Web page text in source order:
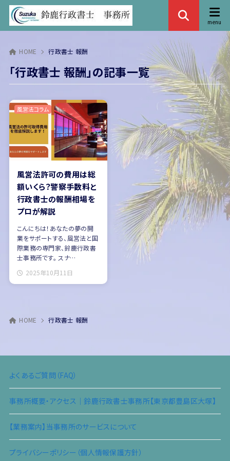
HOME 行政書士 報酬
「行政書士 報酬」の記事一覧
風営法許可の費用は総
額いくら？警察手数料と
行政書士の報酬相場を
プロが解説
こんにちは！あなたの夢の開
業をサポートする、風営法と国
際業務の専門家、鈴鹿行政書
士事務所です。 スナ…
2025年10月11日
風営法コラム
HOME 行政書士 報酬
よくあるご質問（FAQ）
事務所概要・アクセス｜鈴鹿行政書士事務所【東京都豊島区大塚】
【業務案内】当事務所のサービスについて
プライバシーポリシー（個人情報保護方針）